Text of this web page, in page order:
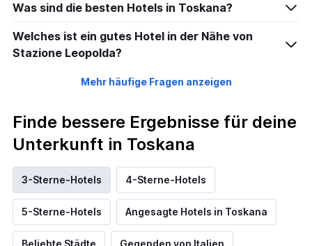
Was sind die besten Hotels in Toskana?
Welches ist ein gutes Hotel in der Nähe von
Stazione Leopolda?
Mehr häufige Fragen anzeigen
Finde bessere Ergebnisse für deine
Unterkunft in Toskana
3-Sterne-Hotels 4-Sterne-Hotels
5-Sterne-Hotels Angesagte Hotels in Toskana